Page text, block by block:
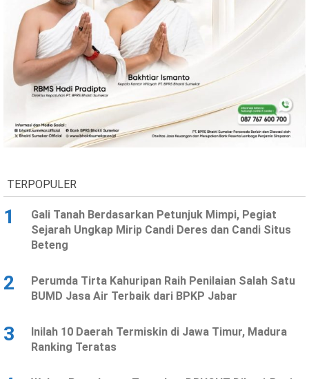
TERPOPULER
1
Gali Tanah Berdasarkan Petunjuk Mimpi, Pegiat
Sejarah Ungkap Mirip Candi Deres dan Candi Situs
Beteng
2
Perumda Tirta Kahuripan Raih Penilaian Salah Satu
BUMD Jasa Air Terbaik dari BPKP Jabar
3
Inilah 10 Daerah Termiskin di Jawa Timur, Madura
Ranking Teratas